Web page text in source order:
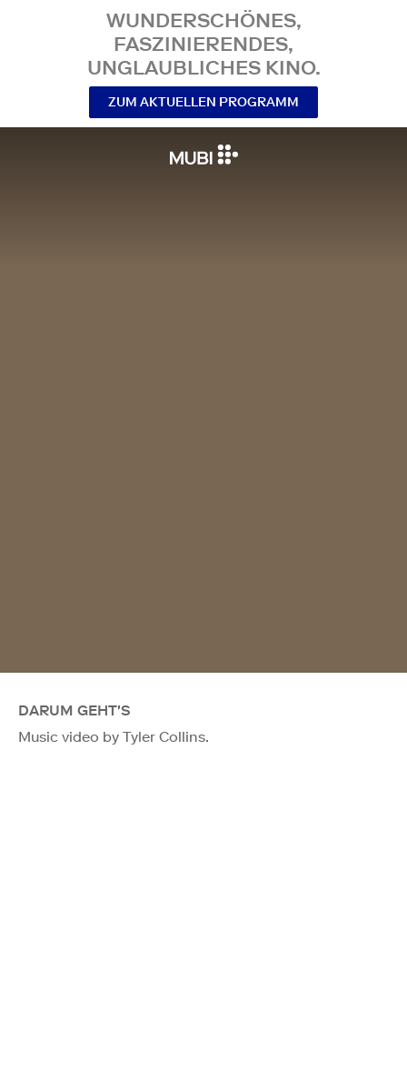
WUNDERSCHÖNES,
FASZINIERENDES,
UNGLAUBLICHES KINO.
ZUM AKTUELLEN PROGRAMM
DARUM GEHT'S
Music video by Tyler Collins.